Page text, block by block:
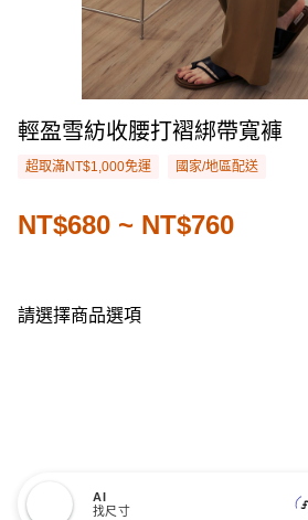
輕盈雪紡收腰打褶綁帶寬褲
超取滿NT$1,000免運 國家/地區配送
NT$680 ~ NT$760
請選擇商品選項
AI
找尺寸